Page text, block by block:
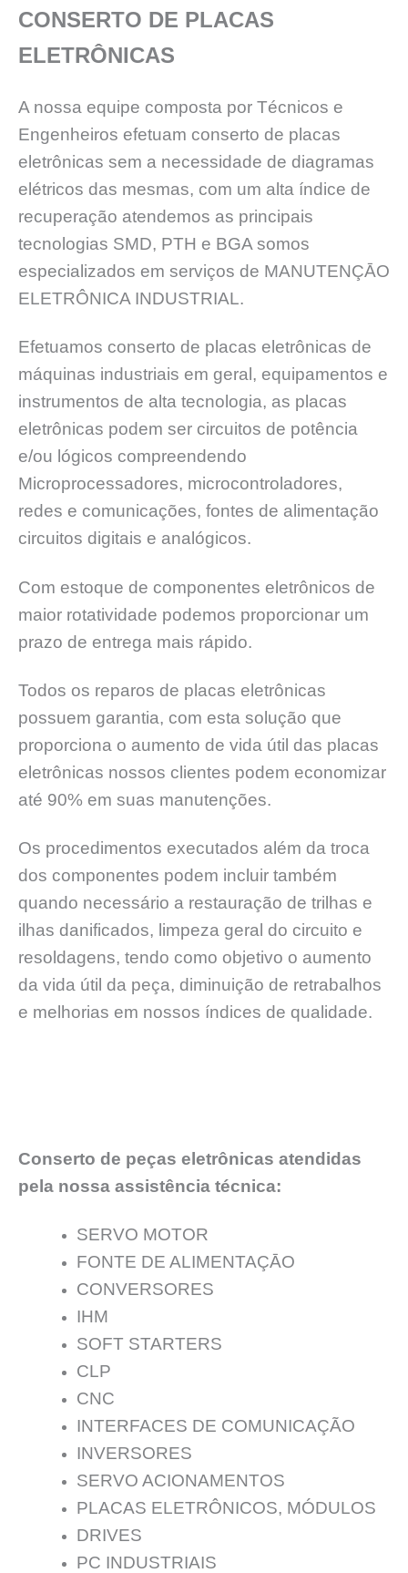
CONSERTO DE PLACAS
ELETRÔNICAS
A nossa equipe composta por Técnicos e
Engenheiros efetuam conserto de placas
eletrônicas sem a necessidade de diagramas
elétricos das mesmas, com um alta índice de
recuperação atendemos as principais
tecnologias SMD, PTH e BGA somos
especializados em serviços de MANUTENÇĀO
ELETRÔNICA INDUSTRIAL.
Efetuamos conserto de placas eletrônicas de
máquinas industriais em geral, equipamentos e
instrumentos de alta tecnologia, as placas
eletrônicas podem ser circuitos de potência
e/ou lógicos compreendendo
Microprocessadores, microcontroladores,
redes e comunicações, fontes de alimentação
circuitos digitais e analógicos.
Com estoque de componentes eletrônicos de
maior rotatividade podemos proporcionar um
prazo de entrega mais rápido.
Todos os reparos de placas eletrônicas
possuem garantia, com esta solução que
proporciona o aumento de vida útil das placas
eletrônicas nossos clientes podem economizar
até 90% em suas manutenções.
Os procedimentos executados além da troca
dos componentes podem incluir também
quando necessário a restauração de trilhas e
ilhas danificados, limpeza geral do circuito e
resoldagens, tendo como objetivo o aumento
da vida útil da peça, diminuição de retrabalhos
e melhorias em nossos índices de qualidade.
Conserto de peças eletrônicas atendidas
pela nossa assistência técnica:
SERVO MOTOR
FONTE DE ALIMENTAÇĀO
CONVERSORES
IHM
SOFT STARTERS
CLP
CNC
INTERFACES DE COMUNICAÇÃO
INVERSORES
SERVO ACIONAMENTOS
PLACAS ELETRÔNICOS, MÓDULOS
DRIVES
PC INDUSTRIAIS